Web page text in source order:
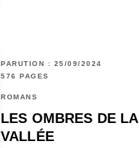
PARUTION : 25/09/2024
576 PAGES
ROMANS
LES OMBRES DE LA
VALLÉE